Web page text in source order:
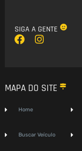
SIGA A GENTE
F
o
k
I
g
MAPA DO SITE
Home
Buscar Veículo